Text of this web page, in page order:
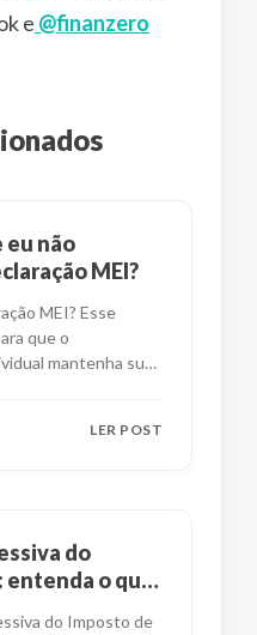
e @finanzero
eu não
MEI?
MEI? Esse
que o
mantenha suas
LER POST
do
entenda o que
do Imposto de